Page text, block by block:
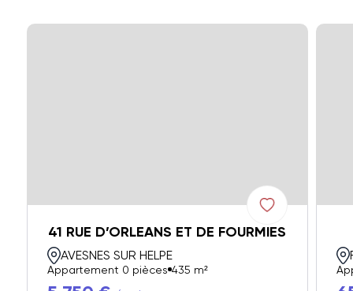
41 RUE D’ORLEANS ET DE FOURMIES
AVESNES SUR HELPE
Appartement 0 pièces 435 m²